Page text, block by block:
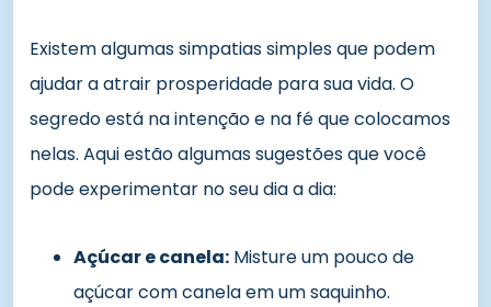
Existem algumas simpatias simples que podem
ajudar a atrair prosperidade para sua vida. O
segredo está na intenção e na fé que colocamos
nelas. Aqui estão algumas sugestões que você
pode experimentar no seu dia a dia:
Açúcar e canela: Misture um pouco de
açúcar com canela em um saquinho.